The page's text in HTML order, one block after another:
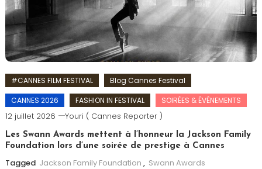
#CANNES FILM FESTIVAL
Blog Cannes Festival
CANNES 2026
FASHION IN FESTIVAL SOIRÉES & ÉVÉNEMENTS
12 juillet 2026 Youri ( Cannes Reporter )
Les Swann Awards mettent à l’honneur la Jackson Family
Foundation lors d’une soirée de prestige à Cannes
Tagged Jackson Family Foundation , Swann Awards